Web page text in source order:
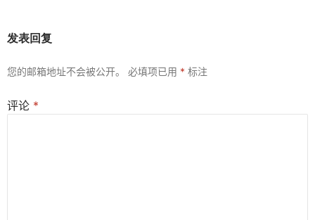
发表回复
您的邮箱地址不会被公开。 必填项已用 * 标注
评论 *